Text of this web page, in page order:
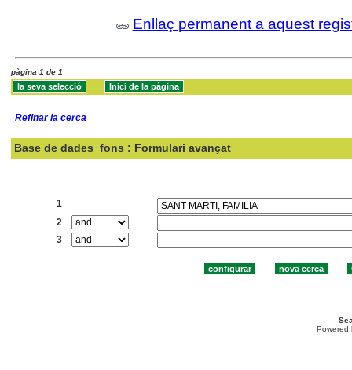
Enllaç permanent a aquest
pàgina 1 de 1
Refinar la cerca
Base de dades fons : Formulari avançat
1
2
3
Powered